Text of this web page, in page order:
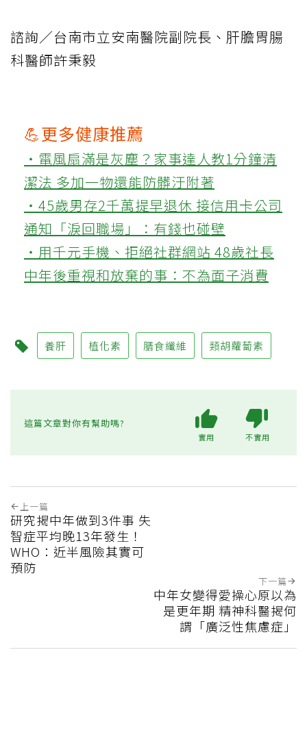
諮詢／台南市立安南醫院副院長、肝膽胃腸
科醫師許秉毅
💪更多健康推薦
‧電風扇滿是灰塵？家事達人教1分鐘清
潔法 多加一物還能防髒汙附著
‧45歲男存2千萬提早退休 接信用卡公司
通知「淚回職場」：有錢也碰壁
‧用千元手機、拒絕社群網站 48歲社長
中年後重視和放棄的事：不為面子消費
養肝 植化素 膳食纖維 類胡蘿蔔素
這篇文章對你有幫助嗎?
實用 不實用
上一篇
研究揭中年做到3件事 失
智症平均晚13年發生！
WHO：近半風險其實可
預防
下一篇
中年女變得愛操心原以為
是更年期 精神科醫揭何
謂「廣泛性焦慮症」